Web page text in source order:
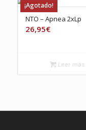
¡Agotado!
NTO – Apnea 2xLp
26,95€
Leer más